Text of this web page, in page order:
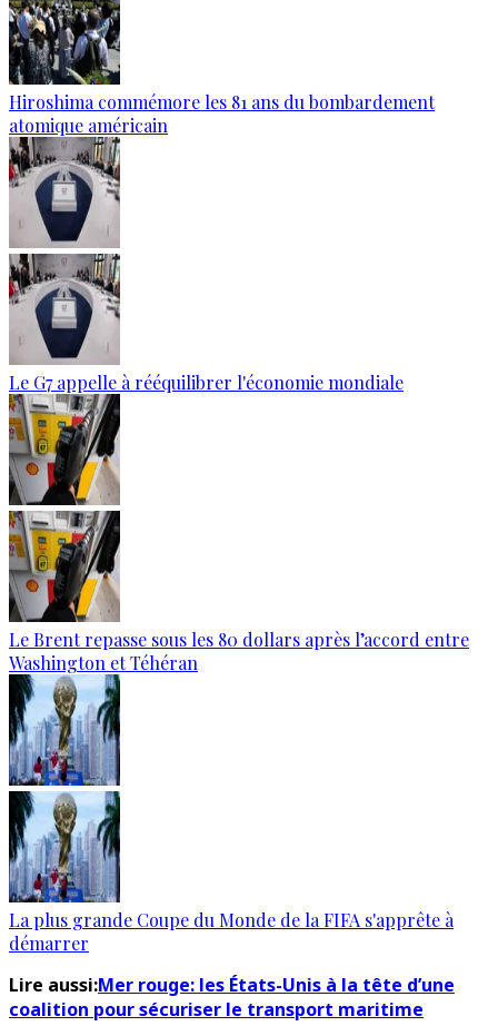
Hiroshima commémore les 81 ans du bombardement
atomique américain
Le G7 appelle à rééquilibrer l'économie mondiale
Le Brent repasse sous les 80 dollars après l’accord entre
Washington et Téhéran
La plus grande Coupe du Monde de la FIFA s'apprête à
démarrer
Lire aussi:Mer rouge: les États-Unis à la tête d’une
coalition pour sécuriser le transport maritime